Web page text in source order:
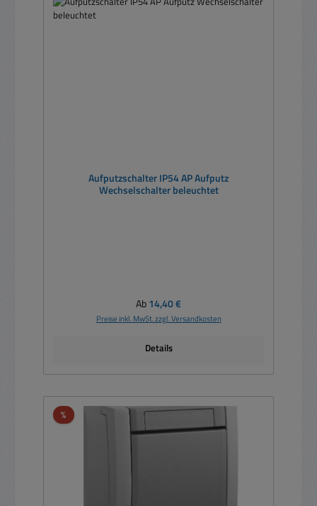
Aufputzschalter IP54 AP Aufputz
Wechselschalter beleuchtet
Regulärer Preis:
Ab14,40 €
Preise inkl. MwSt. zzgl. Versandkosten
Details
%Rabatt